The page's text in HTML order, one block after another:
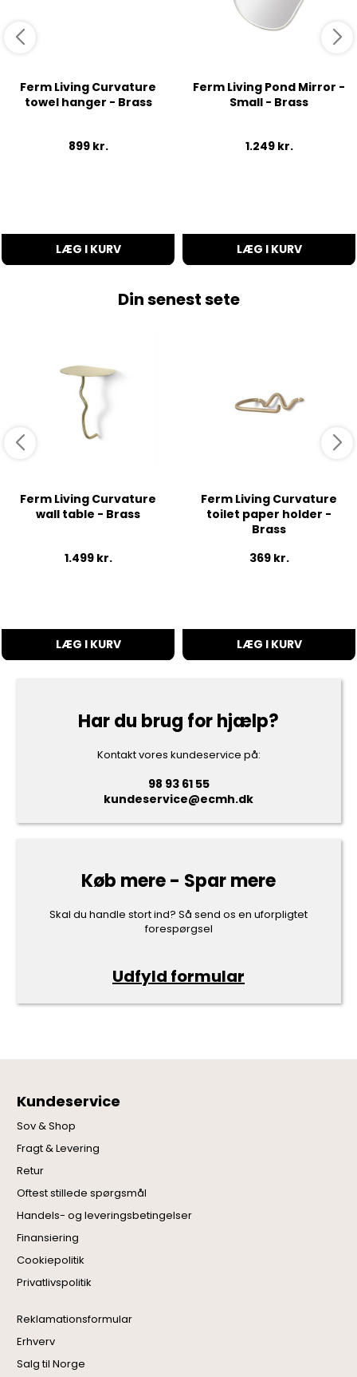
Ferm Living Curvature
towel hanger - Brass
899 kr.
LÆG I KURV
Ferm Living Pond Mirror -
Small - Brass
1.249 kr.
LÆG I KURV
Din senest sete
Ferm Living Curvature
wall table - Brass
1.499 kr.
LÆG I KURV
Ferm Living Curvature
toilet paper holder -
Brass
369 kr.
LÆG I KURV
Har du brug for hjælp?
Kontakt vores kundeservice på:
98 93 61 55
kundeservice@ecmh.dk
Køb mere - Spar mere
Skal du handle stort ind? Så send os en uforpligtet
forespørgsel
Udfyld formular
Kundeservice
Sov & Shop
Fragt & Levering
Retur
Oftest stillede spørgsmål
Handels- og leveringsbetingelser
Finansiering
Cookiepolitik
Privatlivspolitik
Reklamationsformular
Erhverv
Salg til Norge